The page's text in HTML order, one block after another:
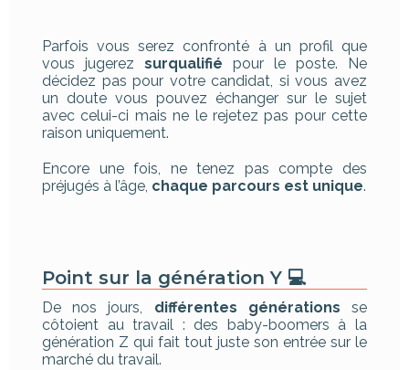
Parfois vous serez confronté à un profil que
vous jugerez surqualifié pour le poste. Ne
décidez pas pour votre candidat, si vous avez
un doute vous pouvez échanger sur le sujet
avec celui-ci mais ne le rejetez pas pour cette
raison uniquement.
Encore une fois, ne tenez pas compte des
préjugés à l’âge, chaque parcours est unique.
Point sur la génération Y 💻
De nos jours, différentes générations se
côtoient au travail : des baby-boomers à la
génération Z qui fait tout juste son entrée sur le
marché du travail.